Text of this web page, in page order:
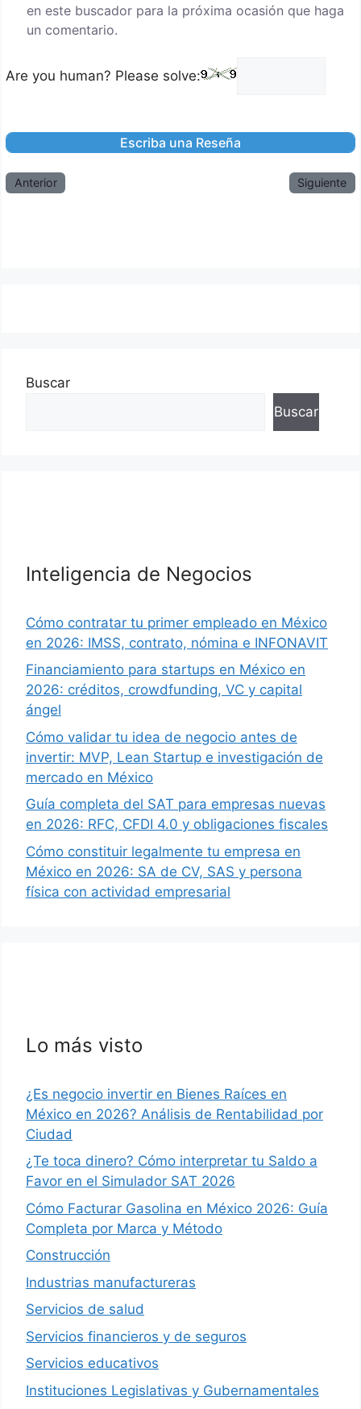
en este buscador para la próxima ocasión que haga
un comentario.
Are you human? Please solve:
Anterior Siguiente
Buscar
Buscar
Inteligencia de Negocios
Cómo contratar tu primer empleado en México
en 2026: IMSS, contrato, nómina e INFONAVIT
Financiamiento para startups en México en
2026: créditos, crowdfunding, VC y capital
ángel
Cómo validar tu idea de negocio antes de
invertir: MVP, Lean Startup e investigación de
mercado en México
Guía completa del SAT para empresas nuevas
en 2026: RFC, CFDI 4.0 y obligaciones fiscales
Cómo constituir legalmente tu empresa en
México en 2026: SA de CV, SAS y persona
física con actividad empresarial
Lo más visto
¿Es negocio invertir en Bienes Raíces en
México en 2026? Análisis de Rentabilidad por
Ciudad
¿Te toca dinero? Cómo interpretar tu Saldo a
Favor en el Simulador SAT 2026
Cómo Facturar Gasolina en México 2026: Guía
Completa por Marca y Método
Construcción
Industrias manufactureras
Servicios de salud
Servicios financieros y de seguros
Servicios educativos
Instituciones Legislativas y Gubernamentales